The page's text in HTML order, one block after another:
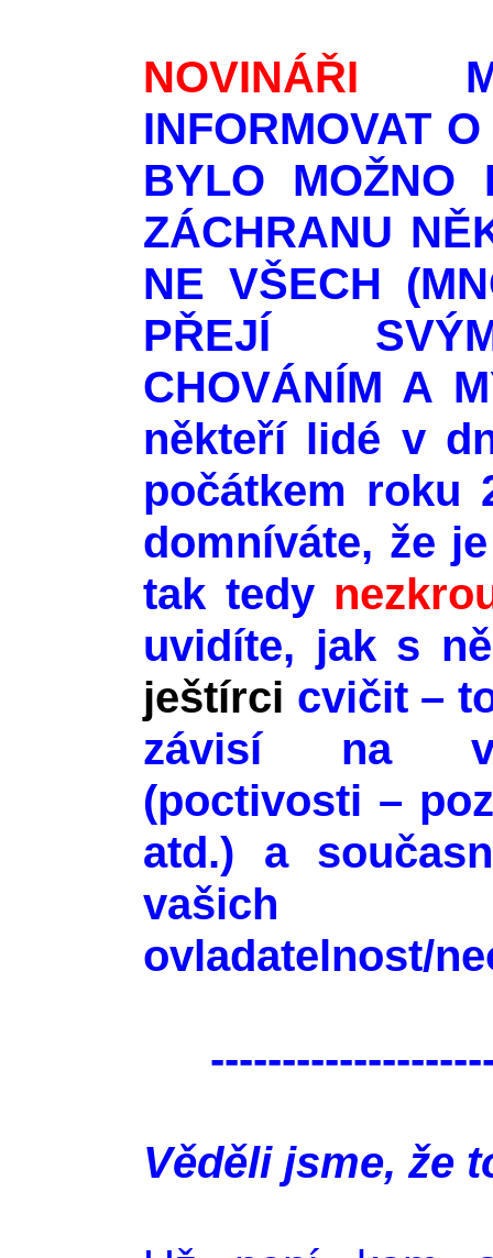
NOVINÁŘI
INFORMOVAT
BYLO MOŽNO
ZÁCHRANU
NE VŠECH
PŘEJÍ
CHOVÁNÍM A
někteří lidé v
počátkem roku
domníváte, že
tak tedy
uvidíte, jak s
ještírci cvičit –
závisí na
(poctivosti –
atd.) a
ovladatelnost/
Věděli jsme, že